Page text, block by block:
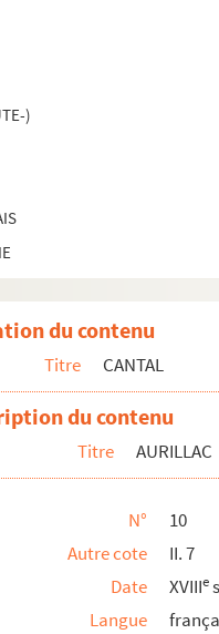
)
du contenu
Titre CANTAL
du contenu
Titre AURILLAC
N°
10
Autre cote
II. 7
Date
XVIIIe
Langue